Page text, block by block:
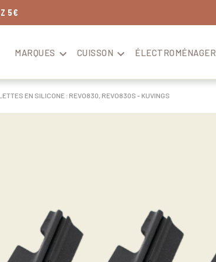
MARQUES  CUISSON  ÉLECTROMÉNAGER
EN SILICONE : REVO830, REVO830S - KUVINGS